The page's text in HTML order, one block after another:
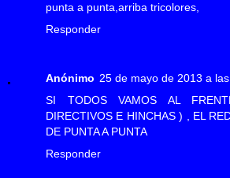
punta a punta,arriba tricolores,
Responder
Anónimo 25 de mayo de 2013 a las
SI TODOS VAMOS AL
DIRECTIVOS E HINCHAS ) , EL
DE PUNTA A PUNTA
Responder